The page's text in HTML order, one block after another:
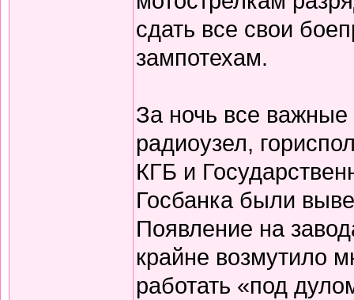
сдать все свои
зампотехам.
За ночь все важные
радиоузел,
КГБ и
Госбанка были
Появление на
крайне возмутило
работать «под